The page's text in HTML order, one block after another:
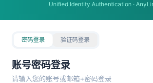
Unified Identity Authentication ·
密码登录 验证码登录
账号密码登录
请输入您的账号或邮箱+密码登录